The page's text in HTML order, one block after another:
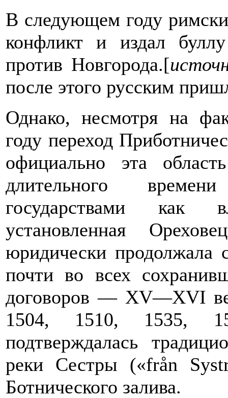
В следующем году
конфликт и издал
против Новгорода.[
после этого русским
Однако, несмотря на
году переход
официально эта
длительного
государствами как
установленная
юридически продолжала
почти во всех
договоров — XV—XVI
1504, 1510, 1535,
подтверждалась
реки Сестры («från
Ботнического залива.